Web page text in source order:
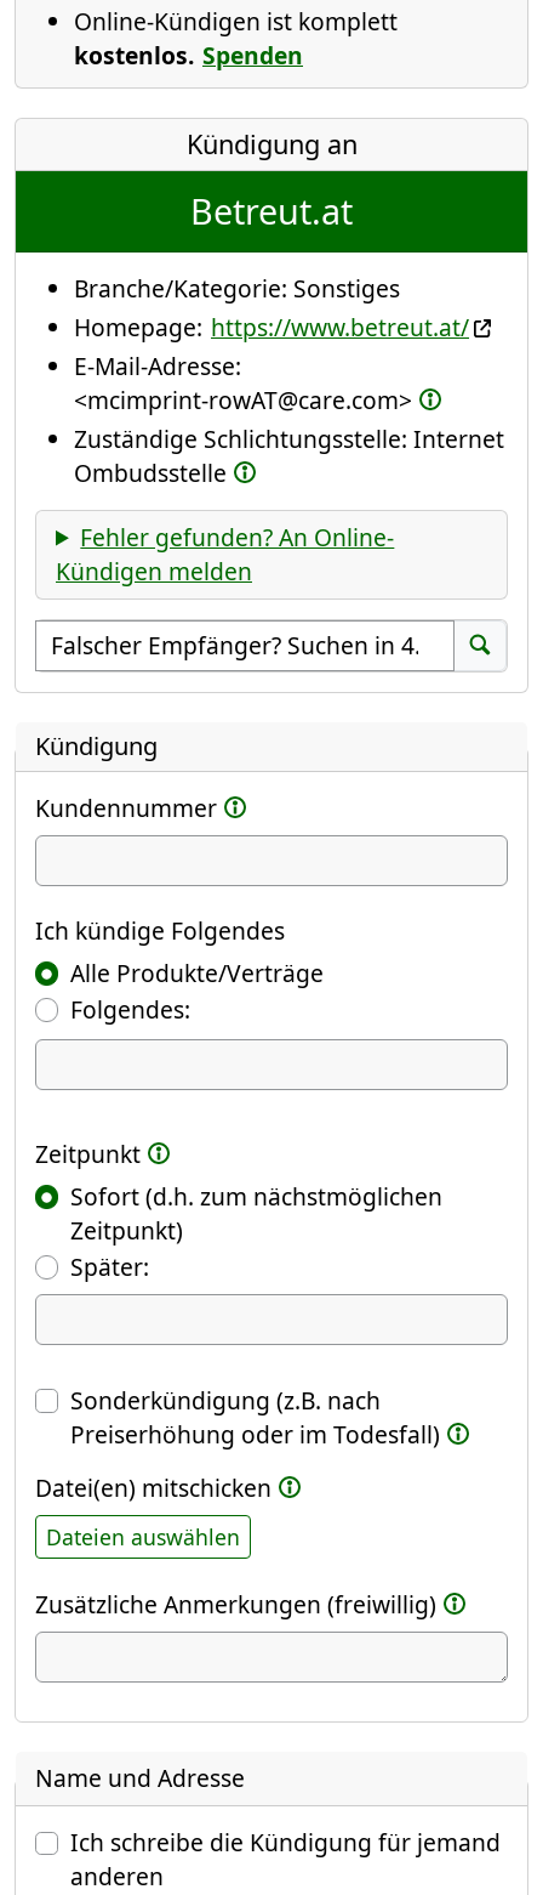
Online-Kündigen ist komplett
kostenlos. Spenden
Kündigung an
Betreut.at
Branche/Kategorie: Sonstiges
Homepage: https://www.betreut.at/
E-Mail-Adresse:
<mcimprint-rowAT@care.com>
Zuständige Schlichtungsstelle: Internet
Ombudsstelle
Fehler gefunden? An Online-
Kündigen melden
Empfänger suchen
Suchen
Kündigung
Kundennummer
Ich kündige
Ich kündige Folgendes
Alle Produkte/Verträge
Folgendes:
Ich kündige Folgendes
Zeitpunkt
Sofort (d.h. zum nächstmöglichen
Zeitpunkt)
Später:(Fokus springt automatisch ins
Datum
Sonderkündigung (z.B. nach
Preiserhöhung oder im Todesfall)
Datei(en) mitschicken
Dateien auswählen
Zusätzliche Anmerkungen (freiwillig)
Name und Adresse
Ich schreibe die Kündigung für jemand
anderen